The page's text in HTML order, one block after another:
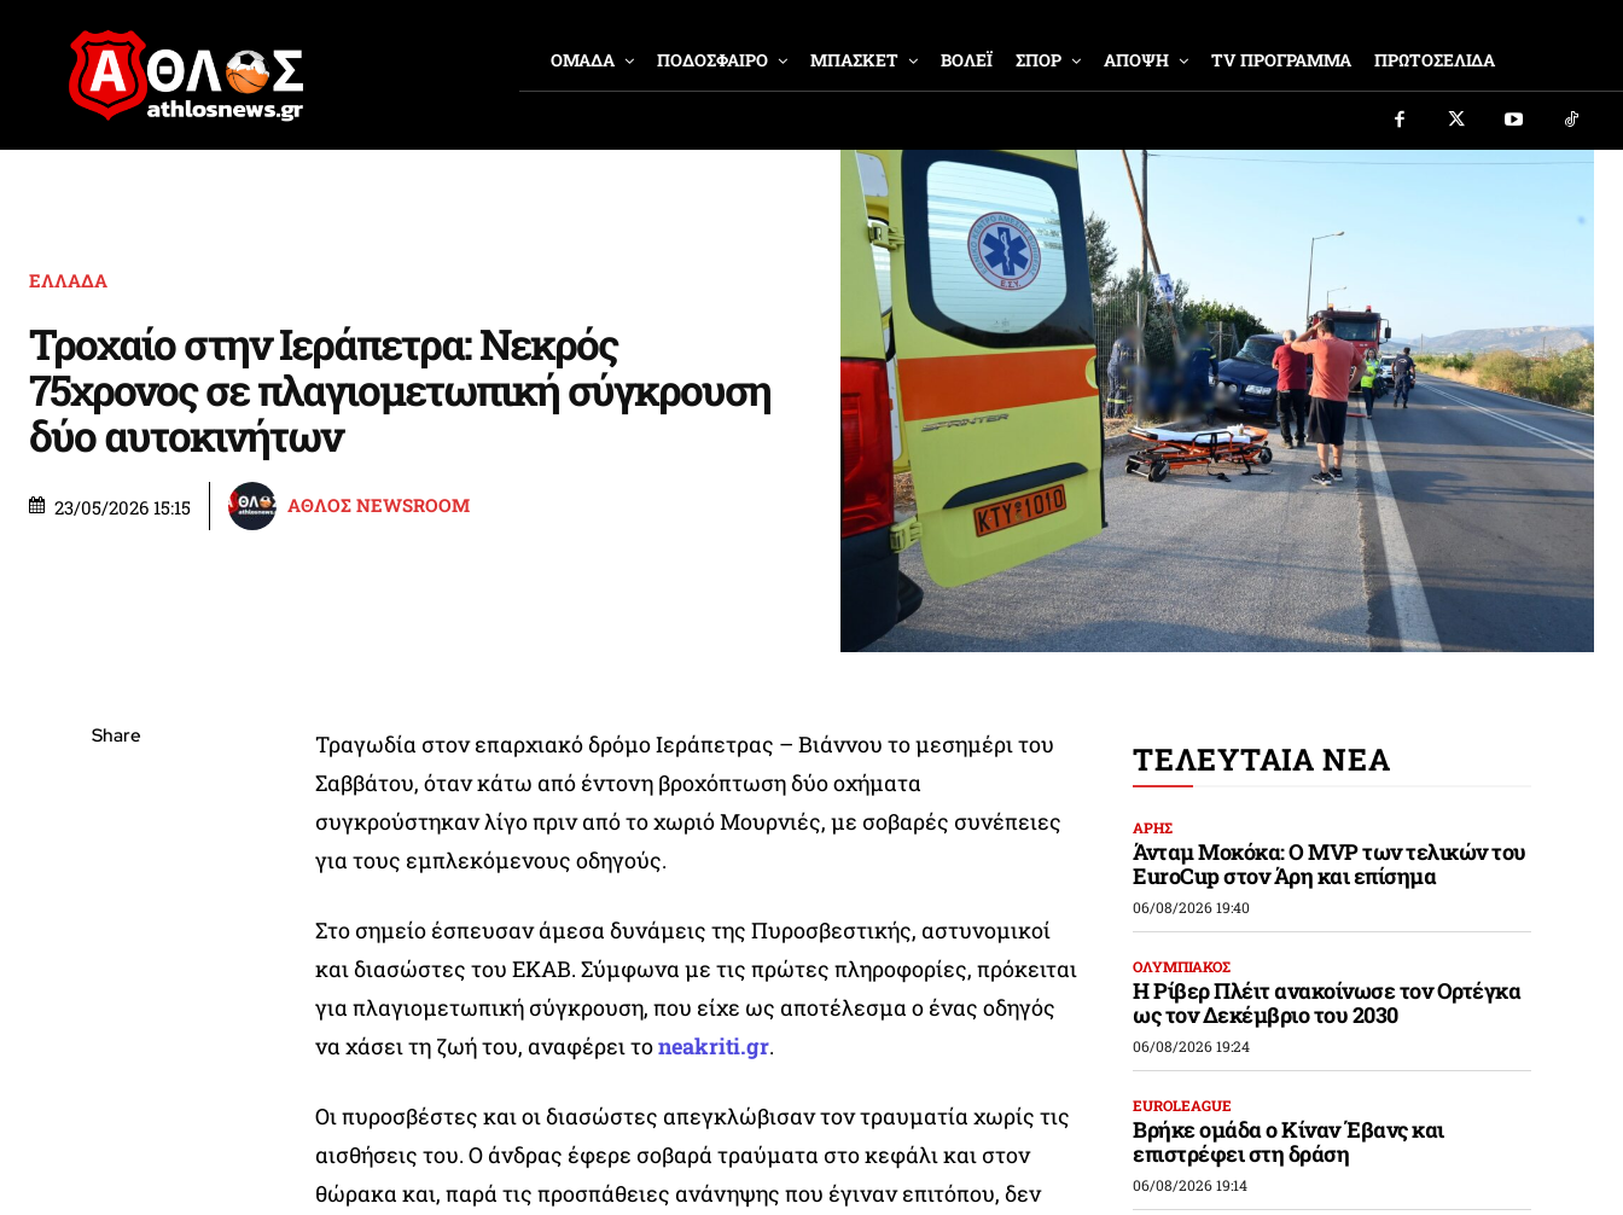
ΟΜΑΔΑ ΠΟΔΟΣΦΑΙΡΟ ΜΠΑΣΚΕΤ ΒΟΛΕΪ ΣΠΟΡ ΑΠΟΨΗ TV ΠΡΟΓΡΑΜΜΑ ΠΡΩΤΟΣΕΛΙΔΑ
ΕΛΛΑΔΑ
Τροχαίο στην Ιεράπετρα: Νεκρός
75χρονος σε πλαγιομετωπική σύγκρουση
δύο αυτοκινήτων
23/05/2026 15:15 ΑΘΛΟΣ NEWSROOM
Share
Τραγωδία στον επαρχιακό δρόμο Ιεράπετρας – Βιάννου το μεσημέρι του
Σαββάτου, όταν κάτω από έντονη βροχόπτωση δύο οχήματα
συγκρούστηκαν λίγο πριν από το χωριό Μουρνιές, με σοβαρές συνέπειες
για τους εμπλεκόμενους οδηγούς.
Στο σημείο έσπευσαν άμεσα δυνάμεις της Πυροσβεστικής, αστυνομικοί
και διασώστες του ΕΚΑΒ. Σύμφωνα με τις πρώτες πληροφορίες, πρόκειται
για πλαγιομετωπική σύγκρουση, που είχε ως αποτέλεσμα ο ένας οδηγός
να χάσει τη ζωή του, αναφέρει τοneakriti.gr.
Οι πυροσβέστες και οι διασώστες απεγκλώβισαν τον τραυματία χωρίς τις
αισθήσεις του. Ο άνδρας έφερε σοβαρά τραύματα στο κεφάλι και στον
θώρακα και, παρά τις προσπάθειες ανάνηψης που έγιναν επιτόπου, δεν
ΤΕΛΕΥΤΑΙΑ ΝΕΑ
ΑΡΗΣ
Άνταμ Μοκόκα: Ο MVP των τελικών του
EuroCup στον Άρη και επίσημα
06/08/2026 19:40
ΟΛΥΜΠΙΑΚΟΣ
Η Ρίβερ Πλέιτ ανακοίνωσε τον Ορτέγκα
ως τον Δεκέμβριο του 2030
06/08/2026 19:24
EUROLEAGUE
Βρήκε ομάδα ο Κίναν Έβανς και
επιστρέφει στη δράση
06/08/2026 19:14